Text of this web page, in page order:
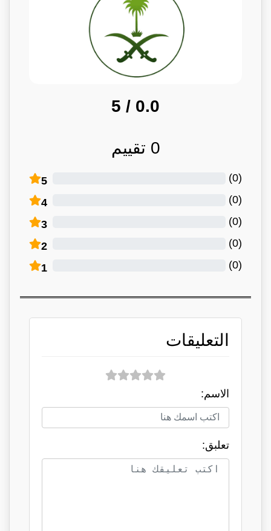
0.0
/ 5
0 تقييم
5 (
0
)
4 (
0
)
3 (
0
)
2 (
0
)
1 (
0
)
التعليقات
الاسم:
تعلبق: